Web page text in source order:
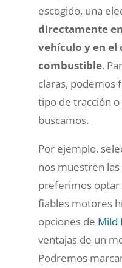
escogido, una
directamente
vehículo y en el
combustible.
claras, podemos
tipo de tracción
buscamos.
Por ejemplo,
nos muestren las
preferimos optar
fiables motores
opciones de Mild
ventajas de un
Podremos